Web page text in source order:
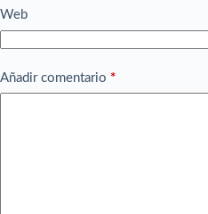
Web
Añadir comentario *